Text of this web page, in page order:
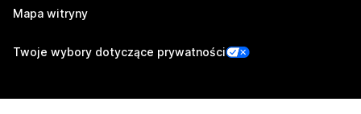
Mapa witryny
Twoje wybory dotyczące prywatności